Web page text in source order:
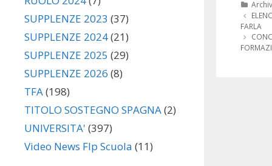
articolo
FARLA
SUPPLENZE 2023 (37)
SUPPLENZE 2024(21)
SUPPLENZE 2025 (29)
SUPPLENZE 2026 (8)
TFA(198)
TITOLO SOSTEGNO SPAGNA(2)
UNIVERSITA' (397)
Video News Flp Scuola (11)